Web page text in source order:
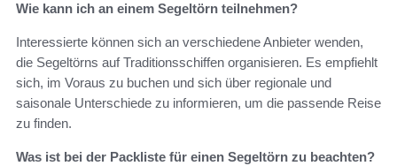
Wie kann ich an einem Segeltörn teilnehmen?
Interessierte können sich an verschiedene Anbieter wenden,
die Segeltörns auf Traditionsschiffen organisieren. Es empfiehlt
sich, im Voraus zu buchen und sich über regionale und
saisonale Unterschiede zu informieren, um die passende Reise
zu finden.
Was ist bei der Packliste für einen Segeltörn zu beachten?